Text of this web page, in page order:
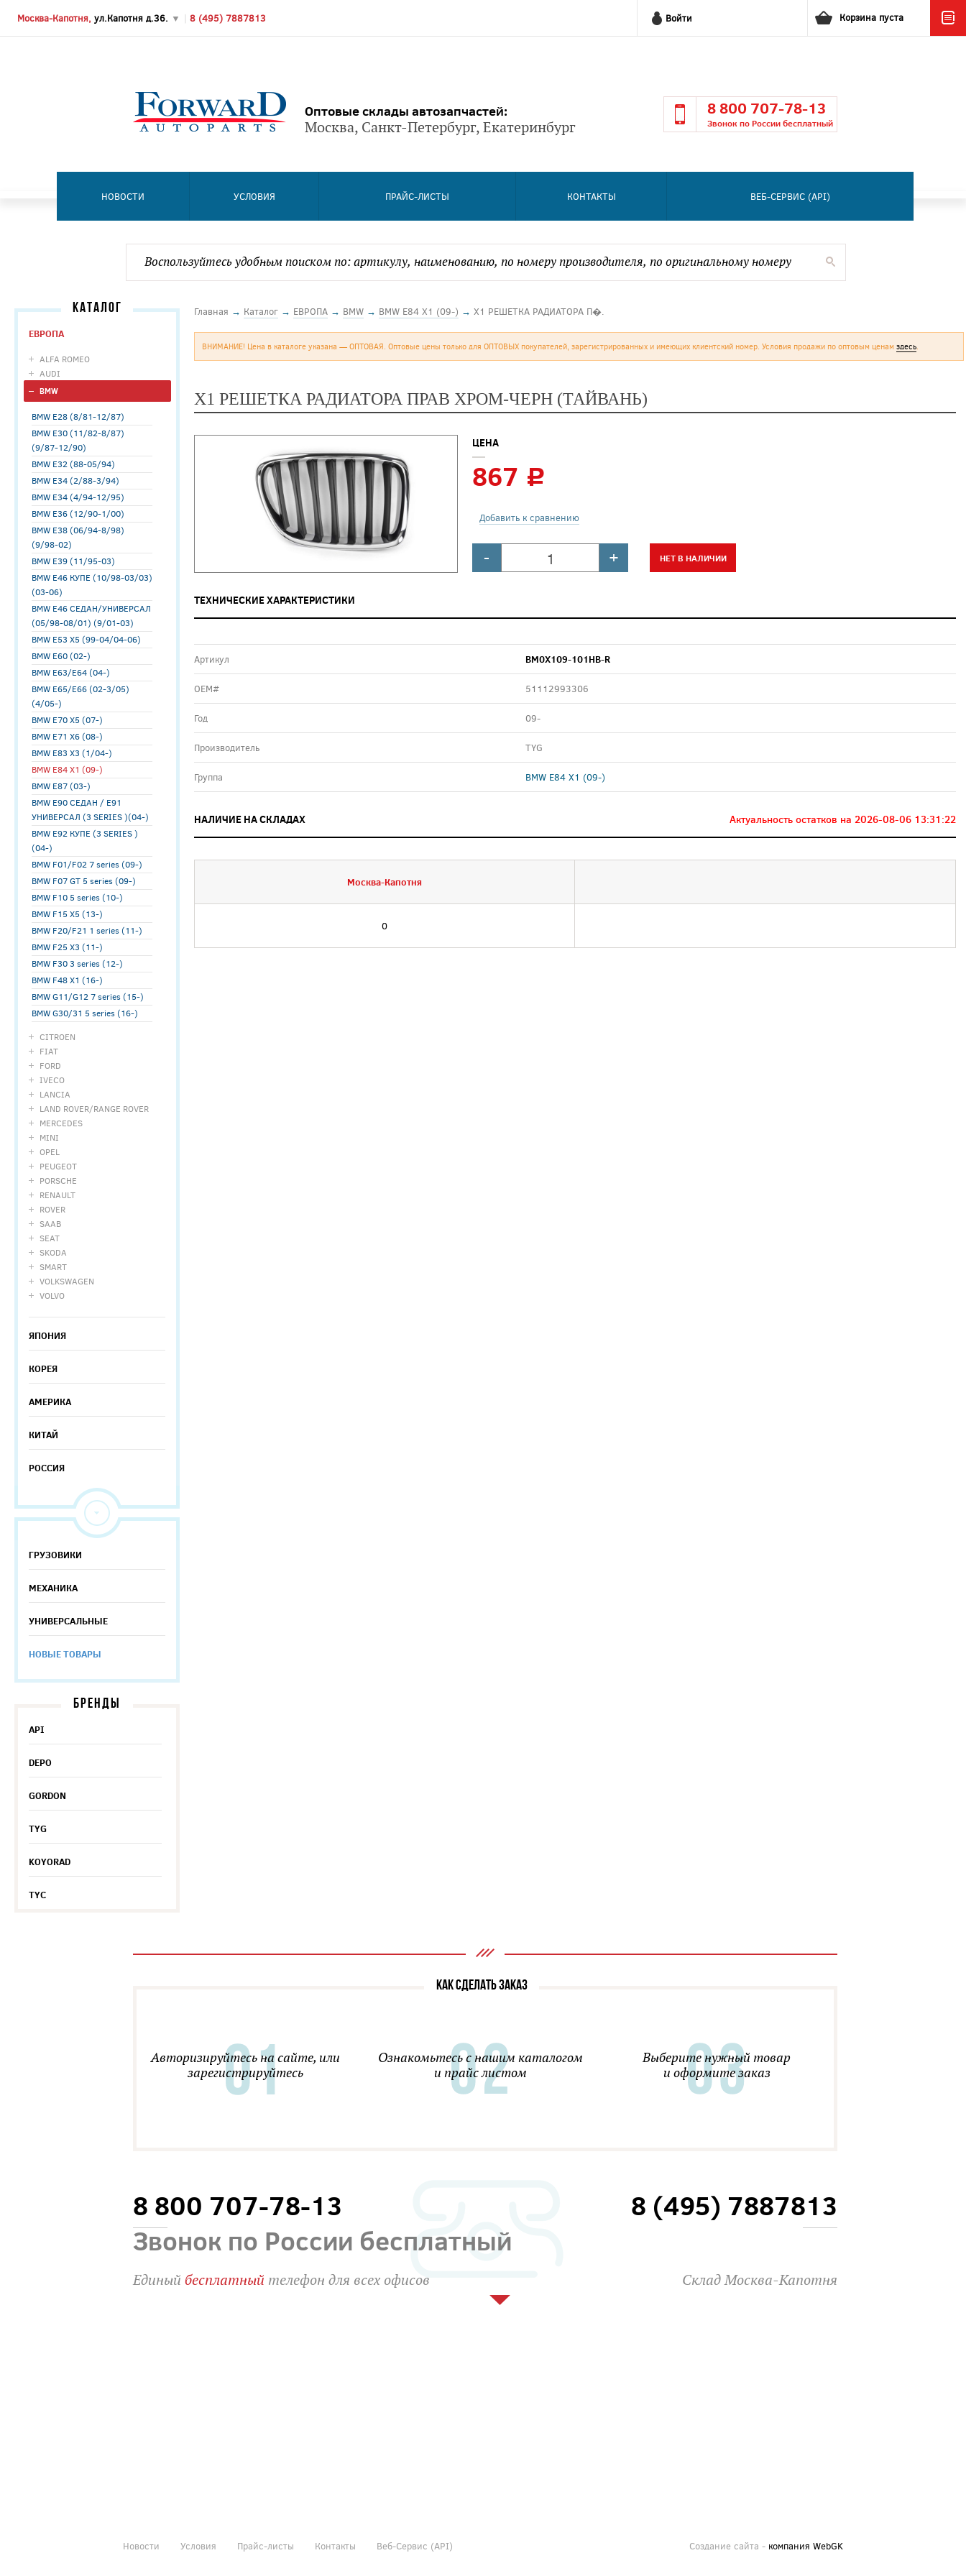
Москва-Капотня, ул.Капотня д.36. ▼ 8 (495) 7887813 Войти Корзина пуста
Оптовые склады автозапчастей:
Москва, Санкт-Петербург, Екатеринбург
8 800 707-78-13
Звонок по России бесплатный
НОВОСТИ УСЛОВИЯ ПРАЙС-ЛИСТЫ КОНТАКТЫ ВЕБ-СЕРВИС (API)
КАТАЛОГ
ЕВРОПА
ALFA ROMEO
AUDI
BMW
BMW E28 (8/81-12/87)
BMW E30 (11/82-8/87)
(9/87-12/90)
BMW E32 (88-05/94)
BMW E34 (2/88-3/94)
BMW E34 (4/94-12/95)
BMW E36 (12/90-1/00)
BMW E38 (06/94-8/98)
(9/98-02)
BMW E39 (11/95-03)
BMW E46 КУПЕ (10/98-03/03)
(03-06)
BMW E46 СЕДАН/УНИВЕРСАЛ
(05/98-08/01) (9/01-03)
BMW E53 X5 (99-04/04-06)
BMW E60 (02-)
BMW E63/E64 (04-)
BMW E65/E66 (02-3/05)
(4/05-)
BMW E70 X5 (07-)
BMW E71 X6 (08-)
BMW E83 X3 (1/04-)
BMW E84 X1 (09-)
BMW E87 (03-)
BMW E90 СЕДАН / E91
УНИВЕРСАЛ (3 SERIES )(04-)
BMW E92 КУПЕ (3 SERIES )
(04-)
BMW F01/F02 7 series (09-)
BMW F07 GT 5 series (09-)
BMW F10 5 series (10-)
BMW F15 X5 (13-)
BMW F20/F21 1 series (11-)
BMW F25 X3 (11-)
BMW F30 3 series (12-)
BMW F48 X1 (16-)
BMW G11/G12 7 series (15-)
BMW G30/31 5 series (16-)
CITROEN
FIAT
FORD
IVECO
LANCIA
LAND ROVER/RANGE ROVER
MERCEDES
MINI
OPEL
PEUGEOT
PORSCHE
RENAULT
ROVER
SAAB
SEAT
SKODA
SMART
VOLKSWAGEN
VOLVO
ЯПОНИЯ
КОРЕЯ
АМЕРИКА
КИТАЙ
РОССИЯ
ГРУЗОВИКИ
МЕХАНИКА
УНИВЕРСАЛЬНЫЕ
НОВЫЕ ТОВАРЫ
БРЕНДЫ
API
DEPO
GORDON
TYG
KOYORAD
TYC
Главная → Каталог → ЕВРОПА → BMW → BMW E84 X1 (09-) → X1 РЕШЕТКА РАДИАТОРА П�.
ВНИМАНИЕ! Цена в каталоге указана — ОПТОВАЯ. Оптовые цены только для ОПТОВЫХ покупателей, зарегистрированных и имеющих клиентский номер. Условия продажи по оптовым ценам здесь.
X1 РЕШЕТКА РАДИАТОРА ПРАВ ХРОМ-ЧЕРН (ТАЙВАНЬ)
ЦЕНА
867 c
Добавить к сравнению
- + НЕТ В НАЛИЧИИ
ТЕХНИЧЕСКИЕ ХАРАКТЕРИСТИКИ
Артикул BM0X109-101HB-R
ОЕМ# 51112993306
Год 09-
Производитель TYG
Группа BMW E84 X1 (09-)
НАЛИЧИЕ НА СКЛАДАХ Актуальность остатков на 2026-08-06 13:31:22
Москва-Капотня
0
КАК СДЕЛАТЬ ЗАКАЗ
Авторизируйтесь на сайте, или
зарегистрируйтесь
Ознакомьтесь с нашим каталогом
и прайс листом
Выберите нужный товар
и оформите заказ
8 800 707-78-13
Звонок по России бесплатный
8 (495) 7887813
Единыйбесплатный телефон для всех офисов Склад Москва-Капотня
Новости Условия Прайс-листы Контакты Веб-Сервис (API) Создание сайта - компания WebGK